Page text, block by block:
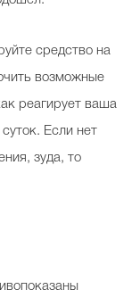
средство на
возможные
реагирует ваша
Если нет
зуда, то